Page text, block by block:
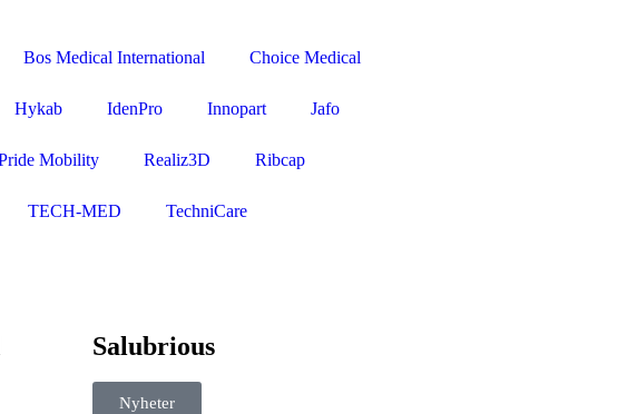
Bos Medical International Choice Medical
Hykab IdenPro Innopart Jafo
Mobility Realiz3D Ribcap
TECH-MED TechniCare
Salubrious
Nyheter